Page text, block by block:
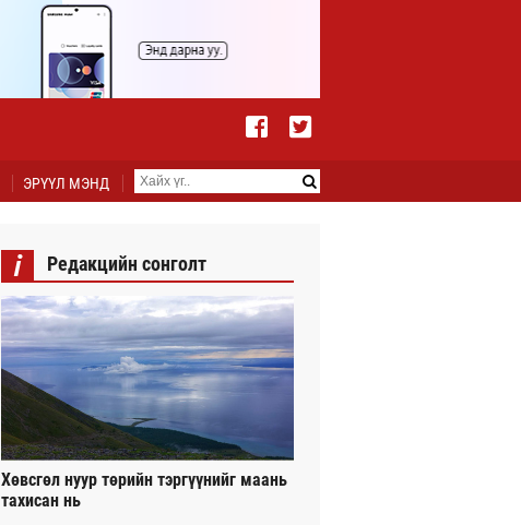
ЭРҮҮЛ МЭНД
i Редакцийн сонголт
Хөвсгөл нуур төрийн тэргүүнийг маань
тахисан нь